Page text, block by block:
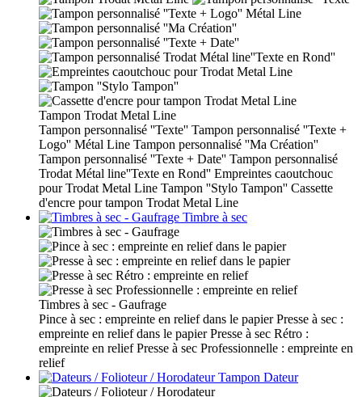
Tampon Trodat Metal Line
Tampon personnalisé ''Texte'' Tampon personnalisé ''Texte +
Logo'' Métal Line Tampon personnalisé ''Ma Création''
Tampon personnalisé ''Texte + Date'' Tampon personnalisé
Trodat Métal line''Texte en Rond'' Empreintes caoutchouc
pour Trodat Metal Line Tampon ''Stylo Tampon'' Cassette
d'encre pour tampon Trodat Metal Line
Timbre à sec
Timbres à sec - Gaufrage
Pince à sec : empreinte en relief dans le papier Presse à sec :
empreinte en relief dans le papier Presse à sec Rétro :
empreinte en relief Presse à sec Professionnelle : empreinte en
relief
Tampon Dateur